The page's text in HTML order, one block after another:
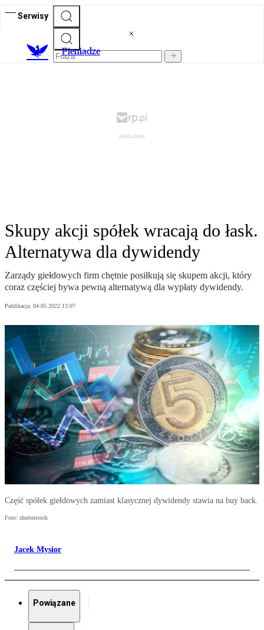
Serwisy
Pieniądze
Skupy akcji spółek wracają do łask.
Alternatywa dla dywidendy
Zarządy giełdowych firm chętnie posiłkują się skupem akcji, który
coraz częściej bywa pewną alternatywą dla wypłaty dywidendy.
Publikacja: 04.05.2022 13:07
Część spółek giełdowych zamiast klasycznej dywidendy stawia na buy back.
Foto: shutterstock
Jacek Mysior
Powiązane